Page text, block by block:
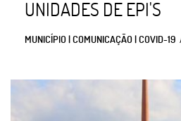
UNIDADES DE EPI'S
MUNICÍPIO | COMUNICAÇÃO | COVID-19